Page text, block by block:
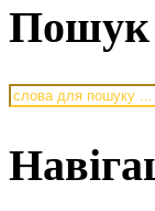
Пошук